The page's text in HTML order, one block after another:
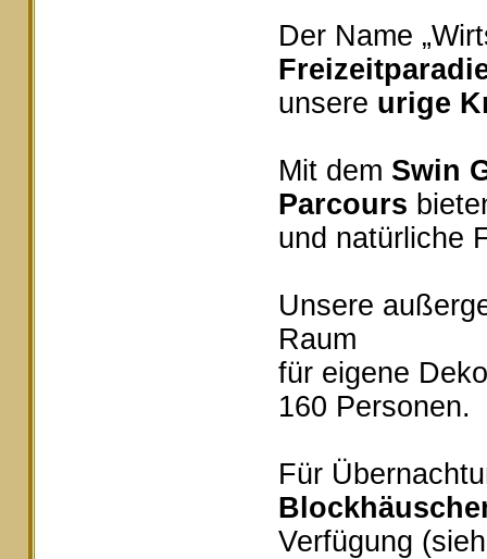
Der Name
unsere urige
Mit dem Swin
Parcours
und natürliche
Unsere
Raum
für eigene
160 Personen.
Für
Verfügung